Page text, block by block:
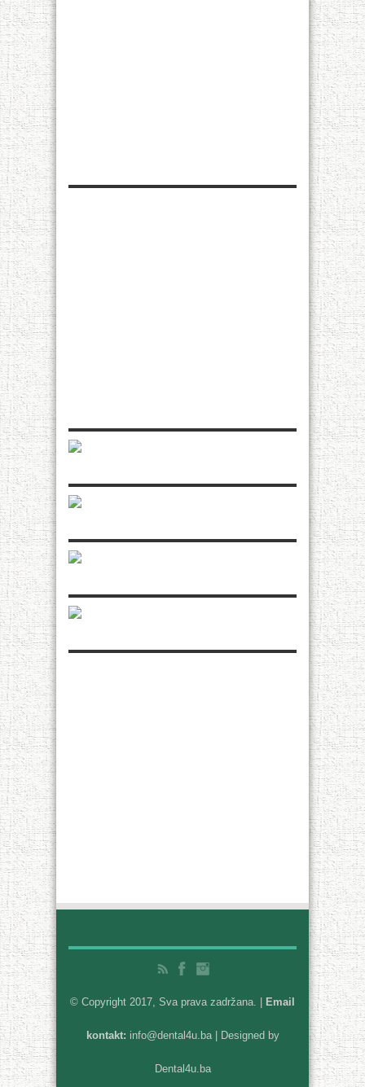
© Copyright 2017, Sva prava zadržana. | Email
kontakt: info@dental4u.ba| Designed by
Dental4u.ba